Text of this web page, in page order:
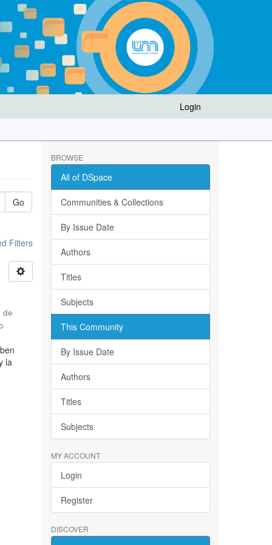
Login
Go
Filters
de
la
BROWSE
All of DSpace
Communities & Collections
By Issue Date
Authors
Titles
Subjects
This Community
By Issue Date
Authors
Titles
Subjects
MY ACCOUNT
Login
Register
DISCOVER